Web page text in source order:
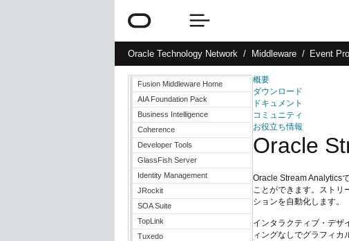
Oracle Technology Network Middleware Event
Fusion Middleware Home
AIA Foundation Pack
Business Intelligence
Coherence
Developer Tools
GlassFish Server
Identity Management
JRockit
SOA Suite
TopLink
Tuxedo
概要
ダウンロード
ドキュメント
コミュニティ
お役立ち情報
Oracle
Oracle Stream Analytics
ことができます。ストリ
ションを自動化します。
インタラクティブ・デザ
ィングなしでグラフィ